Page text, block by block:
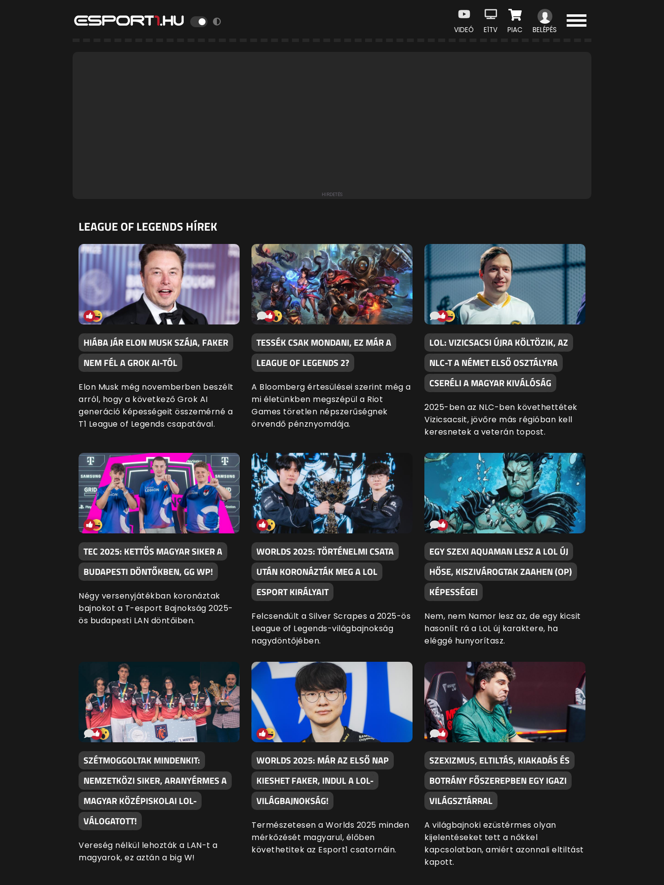
VIDEÓ E1TV PIAC BELÉPÉS
LEAGUE OF LEGENDS HÍREK
HIÁBA JÁR ELON MUSK SZÁJA, FAKER
NEM FÉL A GROK AI-TÓL
Elon Musk még novemberben beszélt
arról, hogy a következő Grok AI
generáció képességeit összemérné a
T1 League of Legends csapatával.
TESSÉK CSAK MONDANI, EZ MÁR A
LEAGUE OF LEGENDS 2?
A Bloomberg értesülései szerint még a
mi életünkben megszépül a Riot
Games töretlen népszerűségnek
örvendő pénznyomdája.
LOL: VIZICSACSI ÚJRA KÖLTÖZIK, AZ
NLC-T A NÉMET ELSŐ OSZTÁLYRA
CSERÉLI A MAGYAR KIVÁLÓSÁG
2025-ben az NLC-ben követhettétek
Vizicsacsit, jövőre más régióban kell
keresnetek a veterán topost.
TEC 2025: KETTŐS MAGYAR SIKER A
BUDAPESTI DÖNTŐKBEN, GG WP!
Négy versenyjátékban koronáztak
bajnokot a T-esport Bajnokság 2025-
ös budapesti LAN döntőiben.
WORLDS 2025: TÖRTÉNELMI CSATA
UTÁN KORONÁZTÁK MEG A LOL
ESPORT KIRÁLYAIT
Felcsendült a Silver Scrapes a 2025-ös
League of Legends-világbajnokság
nagydöntőjében.
EGY SZEXI AQUAMAN LESZ A LOL ÚJ
HŐSE, KISZIVÁROGTAK ZAAHEN (OP)
KÉPESSÉGEI
Nem, nem Namor lesz az, de egy kicsit
hasonlít rá a LoL új karaktere, ha
eléggé hunyorítasz.
SZÉTMOGGOLTAK MINDENKIT:
NEMZETKÖZI SIKER, ARANYÉRMES A
MAGYAR KÖZÉPISKOLAI LOL-
VÁLOGATOTT!
Vereség nélkül lehozták a LAN-t a
magyarok, ez aztán a big W!
WORLDS 2025: MÁR AZ ELSŐ NAP
KIESHET FAKER, INDUL A LOL-
VILÁGBAJNOKSÁG!
Természetesen a Worlds 2025 minden
mérkőzését magyarul, élőben
követhetitek az Esport1 csatornáin.
SZEXIZMUS, ELTILTÁS, KIAKADÁS ÉS
BOTRÁNY FŐSZEREPBEN EGY IGAZI
VILÁGSZTÁRRAL
A világbajnoki ezüstérmes olyan
kijelentéseket tett a nőkkel
kapcsolatban, amiért azonnali eltiltást
kapott.